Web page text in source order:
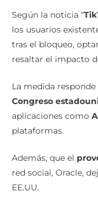
Según la noticia “
los usuarios
tras el bloqueo,
resaltar el impacto
La medida responde
Congreso
aplicaciones como
plataformas.
Además, que el
red social, Oracle,
EE.UU.